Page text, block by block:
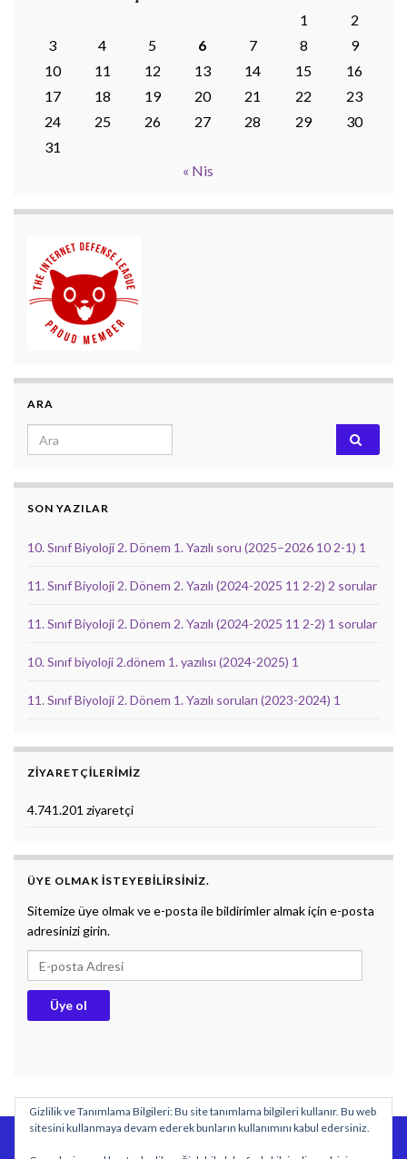
1
2
3
4 5 6 7 8
9
10
11 12 13 14 15
16
17
18 19 20 21 22
23
24
25 26 27 28 29
30
31
« Nis
ARA
Search for:
SON YAZILAR
10. Sınıf Biyoloji 2. Dönem 1. Yazılı soru (2025–2026 10 2-1) 1
11. Sınıf Biyoloji 2. Dönem 2. Yazılı (2024-2025 11 2-2) 2 sorular
11. Sınıf Biyoloji 2. Dönem 2. Yazılı (2024-2025 11 2-2) 1 sorular
10. Sınıf biyoloji 2.dönem 1. yazılısı (2024-2025) 1
11. Sınıf Biyoloji 2. Dönem 1. Yazılı soruları (2023-2024) 1
ZIYARETÇILERIMIZ
4.741.201 ziyaretçi
ÜYE OLMAK ISTEYEBILIRSINIZ.
Sitemize üye olmak ve e-posta ile bildirimler almak için e-posta
adresinizi girin.
E-posta Adresi
Üye ol
BİYOLOJİ DERS NOTLARI
Gizlilik ve Tanımlama Bilgileri: Bu site tanımlama bilgileri kullanır. Bu web
sitesini kullanmaya devam ederek bunların kullanımını kabul edersiniz.